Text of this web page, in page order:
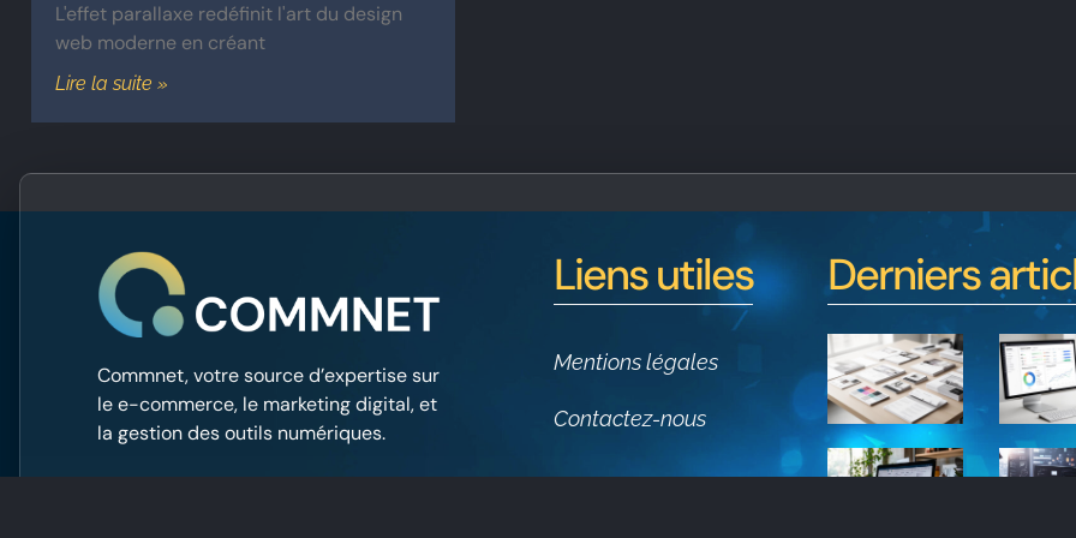
L'effet parallaxe redéfinit l'art du design
web moderne en créant
Lire la suite »
Commnet, votre source d’expertise sur
le e-commerce, le marketing digital, et
la gestion des outils numériques.
Liens utiles
Mentions légales
Contactez-nous
Derniers